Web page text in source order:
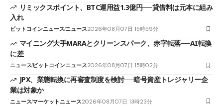
リミックスポイント、BTC運用益1.3億円──貸借料は元本に組み
入れ
ビットコインニュースニュース2026年08月07日 15時59分
マイニング大手MARAとクリーンスパーク、赤字転落──AI転換
に差
ニュースビットコインニュース2026年08月07日 15時02分
JPX、業態転換に再審査制度を検討──暗号資産トレジャリー企
業は対象か
ニュースマーケットニュース2026年08月07日 13時23分